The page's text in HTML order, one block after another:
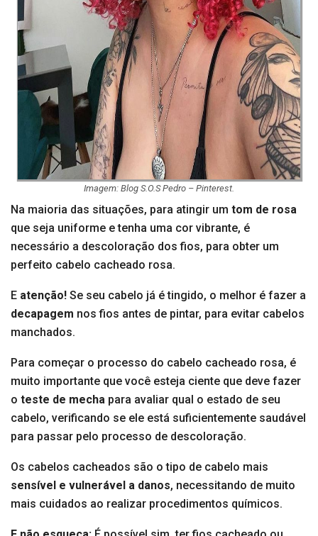
Imagem: Blog S.O.S Pedro – Pinterest.
Na maioria das situações, para atingir um tom de rosa
que seja uniforme e tenha uma cor vibrante, é
necessário a descoloração dos fios, para obter um
perfeito cabelo cacheado rosa.
E atenção! Se seu cabelo já é tingido, o melhor é fazer a
decapagem nos fios antes de pintar, para evitar cabelos
manchados.
Para começar o processo do cabelo cacheado rosa, é
muito importante que você esteja ciente que deve fazer
o teste de mecha para avaliar qual o estado de seu
cabelo, verificando se ele está suficientemente saudável
para passar pelo processo de descoloração.
Os cabelos cacheados são o tipo de cabelo mais
sensível e vulnerável a danos, necessitando de muito
mais cuidados ao realizar procedimentos químicos.